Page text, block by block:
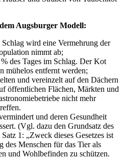
Augsburger Modell:
wird eine Vermehrung der
nimmt ab;
des Tages im Schlag. Der Kot
mühelos entfernt werden;
und vereinzelt auf den Dächern
öffentlichen Flächen, Märkten und
nicht mehr
und deren Gesundheit
(Vgl. dazu den Grundsatz des
1: „Zweck dieses Gesetzes ist
des Menschen für das Tier als
und Wohlbefinden zu schützen.